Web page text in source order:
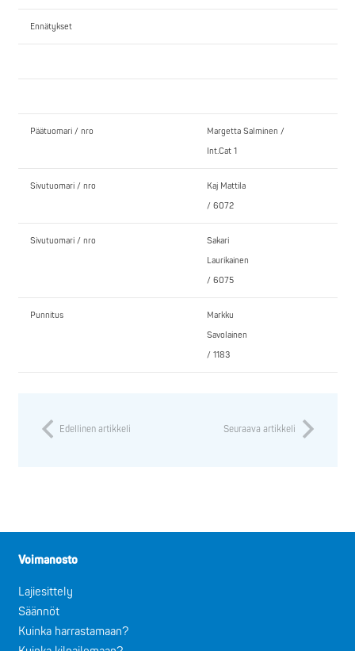
Ennätykset
Päätuomari / nro
Margetta Salminen /
Int.Cat 1
Sivutuomari / nro
Kaj Mattila
/ 6072
Sivutuomari / nro
Sakari
Laurikainen
/ 6075
Punnitus
Markku
Savolainen
/ 1183
Edellinen artikkeli Seuraava artikkeli
Voimanosto
Lajiesittely
Säännöt
Kuinka harrastamaan?